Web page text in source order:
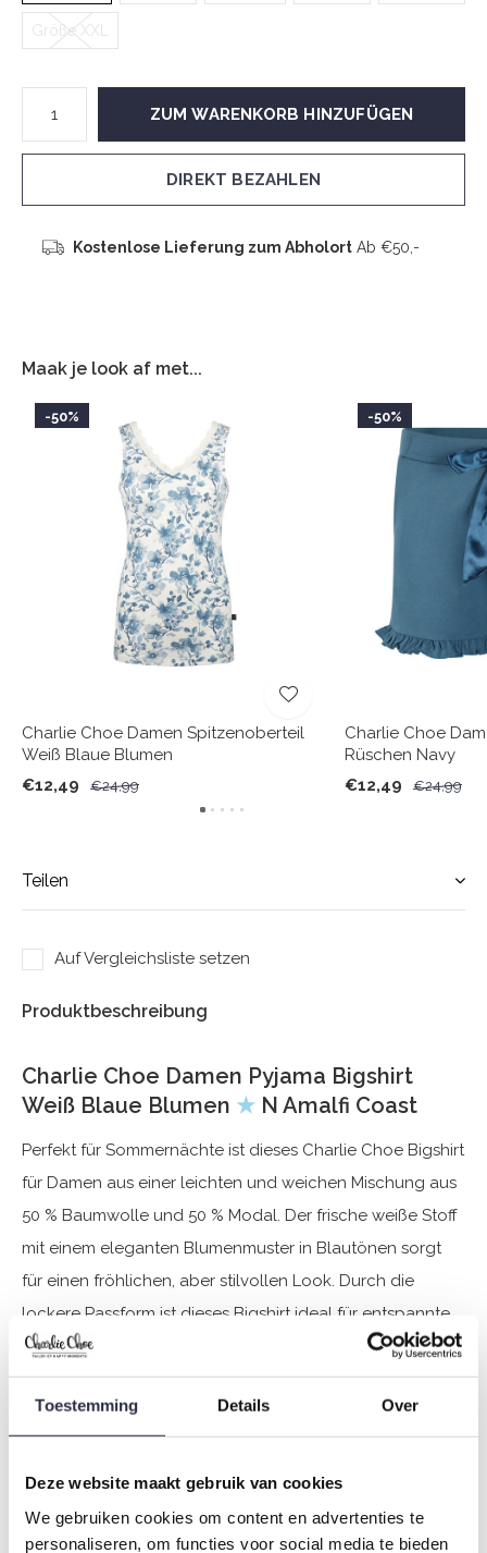
Toestemming Details Over
Deze website maakt gebruik van cookies
We gebruiken cookies om content en advertenties te
personaliseren, om functies voor social media te bieden
Größe XXL
ZUM WARENKORB HINZUFÜGEN
DIREKT BEZAHLEN
Kostenlose Lieferung zum AbholortAb €50,-
Maak je look af met...
-50%
Charlie Choe Damen Spitzenoberteil
Weiß Blaue Blumen
€12,49
€24,99
-50%
Charlie Choe
Rüschen Navy
€12,49
€24,99
Teilen
Auf Vergleichsliste setzen
Produktbeschreibung
Charlie Choe Damen Pyjama Bigshirt
Weiß Blaue Blumen ★ N Amalfi Coast
Perfekt für Sommernächte ist dieses Charlie Choe Bigshirt
für Damen aus einer leichten und weichen Mischung aus
50 % Baumwolle und 50 % Modal. Der frische weiße Stoff
mit einem eleganten Blumenmuster in Blautönen sorgt
für einen fröhlichen, aber stilvollen Look. Durch die
lockere Passform ist dieses Bigshirt ideal für entspannte
Morgen, gemütliche Abende und ungestörten Schlaf. Es
ist der ultimative Pyjama für alle, die sich einfach nur
entspannen möchten.
Spezifikationen
Marke: Charlie Choe